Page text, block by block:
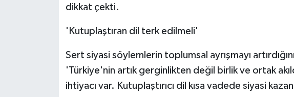
dikkat çekti.
'Kutuplaştıran dil terk edilmeli'
Sert siyasi söylemlerin toplumsal ayrışmayı
'Türkiye'nin artık gerginlikten değil birlik ve ortak
ihtiyacı var. Kutuplaştırıcı dil kısa vadede siyasi
Yerel Haberler